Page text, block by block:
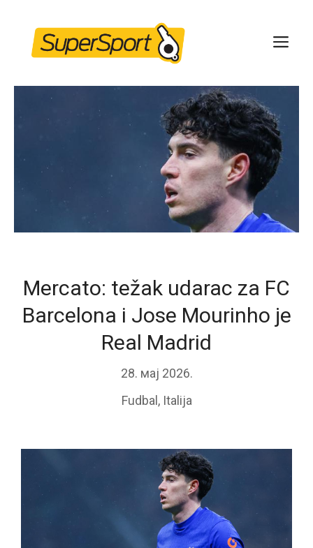
content
Mercato: težak udarac za FC
Barcelona i Jose Mourinho je
Real Madrid
28. мај 2026.
Fudbal , Italija